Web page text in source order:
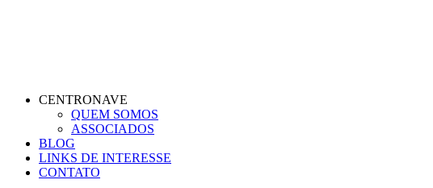
CENTRONAVE
QUEM SOMOS
ASSOCIADOS
BLOG
LINKS DE INTERESSE
CONTATO